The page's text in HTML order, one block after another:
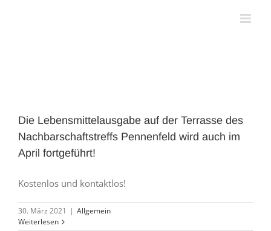
Die Lebensmittelausgabe auf der Terrasse des
Nachbarschaftstreffs Pennenfeld wird auch im
April fortgeführt!
Kostenlos und kontaktlos!
30. März 2021 | Allgemein
Weiterlesen